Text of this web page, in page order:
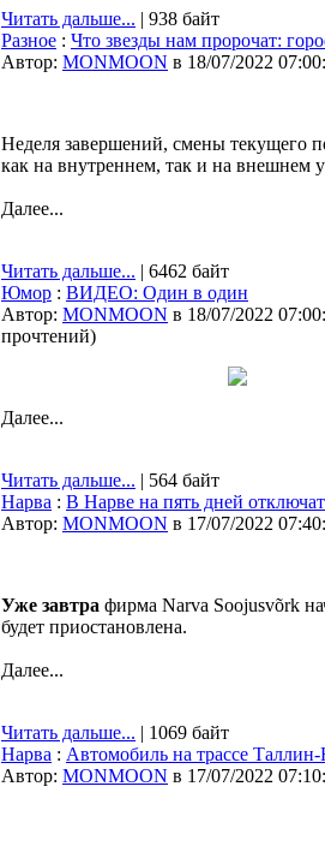
Читать дальше... | 938 байт
Разное : Что звезды нам пророчат:
Автор: MONMOON в 18/07/2022
Неделя завершений, смены текущего
как на внутреннем, так и на внешнем
Далее...
Читать дальше... | 6462 байт
Юмор : ВИДЕО: Один в один
Автор: MONMOON в 18/07/2022
прочтений)
Далее...
Читать дальше... | 564 байт
Нарва : В Нарве на пять дней
Автор: MONMOON в 17/07/2022
Уже завтра фирма Narva Soojusvõrk
будет приостановлена.
Далее...
Читать дальше... | 1069 байт
Нарва : Автомобиль на трассе
Автор: MONMOON в 17/07/2022